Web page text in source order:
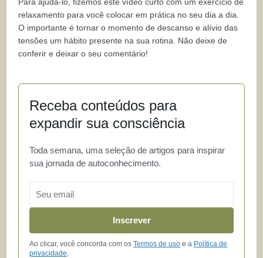
relaxamento para você colocar em prática no seu dia a dia.
O importante é tornar o momento de descanso e alívio das
tensões um hábito presente na sua rotina. Não deixe de
conferir e deixar o seu comentário!
Receba conteúdos para
expandir sua consciência
Toda semana, uma seleção de artigos para inspirar
sua jornada de autoconhecimento.
Inscrever
Ao clicar, você concorda com osTermos de uso e a Política de
privacidade